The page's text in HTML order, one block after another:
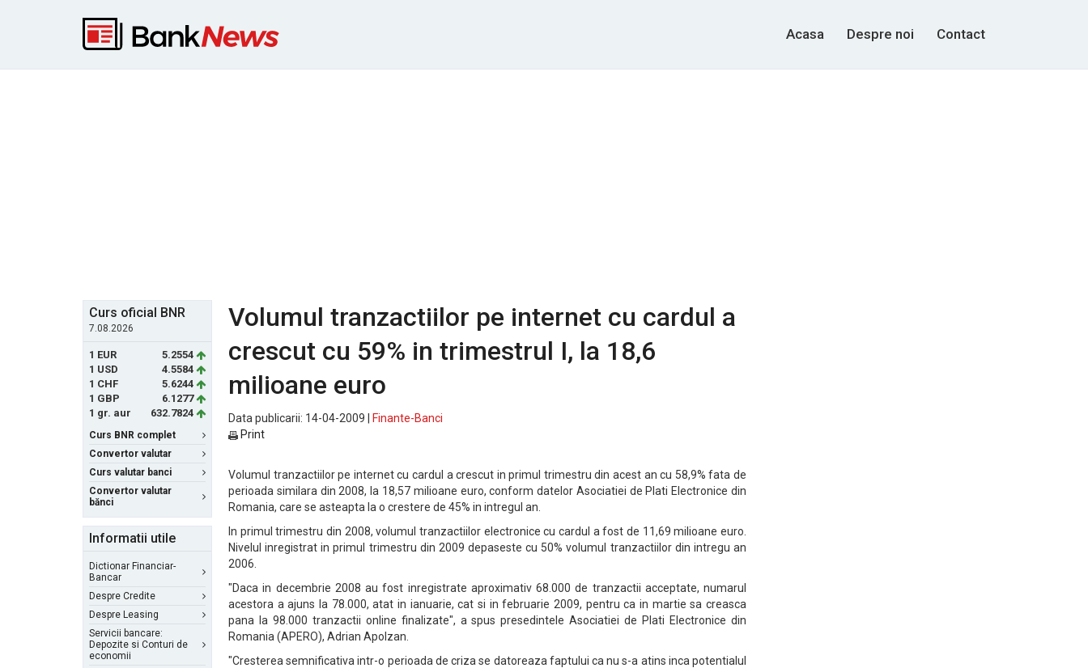
Acasa Despre noi Contact
Curs oficial BNR
7.08.2026
1 EUR
5.2554
1 USD
4.5584
1 CHF
5.6244
1 GBP
6.1277
1 gr. aur
632.7824
Curs BNR complet
Convertor valutar
Curs valutar banci
Convertor valutar
bănci
Informatii utile
Dictionar Financiar-
Bancar
Despre Credite
Despre Leasing
Servicii bancare:
Depozite si Conturi de
economii
Volumul tranzactiilor pe internet cu cardul a
crescut cu 59% in trimestrul I, la 18,6
milioane euro
Data publicarii: 14-04-2009 |
Finante-Banci
Print
Volumul tranzactiilor pe internet cu cardul a crescut in primul trimestru din acest an cu 58,9% fata de
perioada similara din 2008, la 18,57 milioane euro, conform datelor Asociatiei de Plati Electronice din
Romania, care se asteapta la o crestere de 45% in intregul an.
In primul trimestru din 2008, volumul tranzactiilor electronice cu cardul a fost de 11,69 milioane euro.
Nivelul inregistrat in primul trimestru din 2009 depaseste cu 50% volumul tranzactiilor din intregu an
2006.
"Daca in decembrie 2008 au fost inregistrate aproximativ 68.000 de tranzactii acceptate, numarul
acestora a ajuns la 78.000, atat in ianuarie, cat si in februarie 2009, pentru ca in martie sa creasca
pana la 98.000 tranzactii online finalizate", a spus presedintele Asociatiei de Plati Electronice din
Romania (APERO), Adrian Apolzan.
"Cresterea semnificativa intr-o perioada de criza se datoreaza faptului ca nu s-a atins inca potentialul